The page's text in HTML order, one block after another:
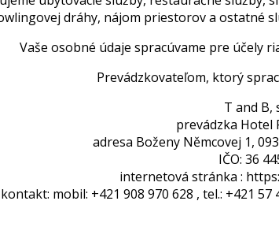
dráhy, nájom priestorov a ostatné
Vaše osobné údaje spracúvame pre účely
Prevádzkovateľom, ktorý
T and B,
prevádzka Hotel
adresa Boženy Němcovej 1,
IČO: 36
internetová stránka :
kontakt: mobil: +421 908 970 628 , tel.: +421